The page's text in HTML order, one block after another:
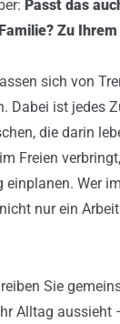
Passt das
Zu
sich von
Dabei ist jedes
die darin
Freien
einplanen. Wer
nur ein
Sie
Alltag aussieht